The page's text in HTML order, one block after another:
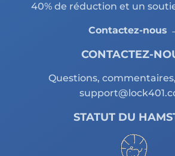
40% de réduction et un
Contactez-nous
CONTACTEZ-
Questions,
STATUT DU